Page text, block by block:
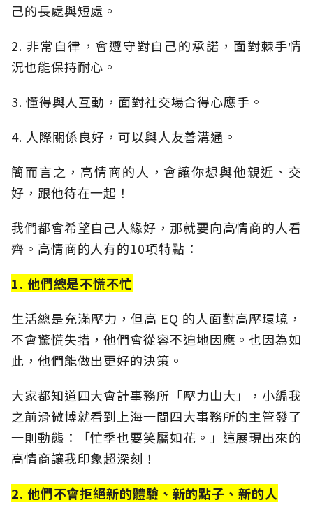
己的長處與短處。
2. 非常自律，會遵守對自己的承諾，面對棘手情
況也能保持耐心。
3. 懂得與人互動，面對社交場合得心應手。
4. 人際關係良好，可以與人友善溝通。
簡而言之，高情商的人，會讓你想與他親近、交
好，跟他待在一起！
我們都會希望自己人緣好，那就要向高情商的人看
齊。高情商的人有的10項特點：
1. 他們總是不慌不忙
生活總是充滿壓力，但高 EQ 的人面對高壓環境，
不會驚慌失措，他們會從容不迫地因應。也因為如
此，他們能做出更好的決策。
大家都知道四大會計事務所「壓力山大」，小編我
之前滑微博就看到上海一間四大事務所的主管發了
一則動態：「忙季也要笑靨如花。」這展現出來的
高情商讓我印象超深刻！
2. 他們不會拒絕新的體驗、新的點子、新的人